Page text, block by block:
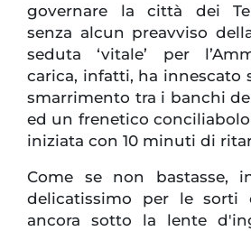
governare la città dei
senza alcun preavviso
seduta ‘vitale’ per
carica, infatti, ha innescato
smarrimento tra i banchi
ed un frenetico conciliabolo
iniziata con 10 minuti di
Come se non bastasse,
delicatissimo per le sorti
ancora sotto la lente